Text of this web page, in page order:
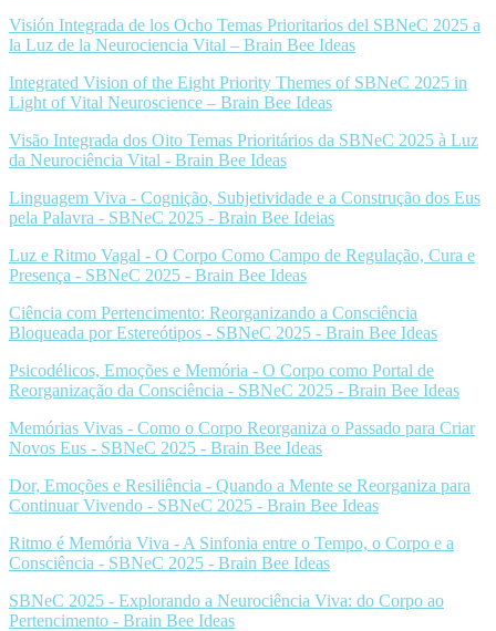
Visión Integrada de los Ocho Temas Prioritarios del SBNeC 2025 a
la Luz de la Neurociencia Vital – Brain Bee Ideas
Integrated Vision of the Eight Priority Themes of SBNeC 2025 in
Light of Vital Neuroscience – Brain Bee Ideas
Visão Integrada dos Oito Temas Prioritários da SBNeC 2025 à Luz
da Neurociência Vital - Brain Bee Ideas
Linguagem Viva - Cognição, Subjetividade e a Construção dos Eus
pela Palavra - SBNeC 2025 - Brain Bee Ideias
Luz e Ritmo Vagal - O Corpo Como Campo de Regulação, Cura e
Presença - SBNeC 2025 - Brain Bee Ideas
Ciência com Pertencimento: Reorganizando a Consciência
Bloqueada por Estereótipos - SBNeC 2025 - Brain Bee Ideas
Psicodélicos, Emoções e Memória - O Corpo como Portal de
Reorganização da Consciência - SBNeC 2025 - Brain Bee Ideas
Memórias Vivas - Como o Corpo Reorganiza o Passado para Criar
Novos Eus - SBNeC 2025 - Brain Bee Ideas
Dor, Emoções e Resiliência - Quando a Mente se Reorganiza para
Continuar Vivendo - SBNeC 2025 - Brain Bee Ideas
Ritmo é Memória Viva - A Sinfonia entre o Tempo, o Corpo e a
Consciência - SBNeC 2025 - Brain Bee Ideas
SBNeC 2025 - Explorando a Neurociência Viva: do Corpo ao
Pertencimento - Brain Bee Ideas